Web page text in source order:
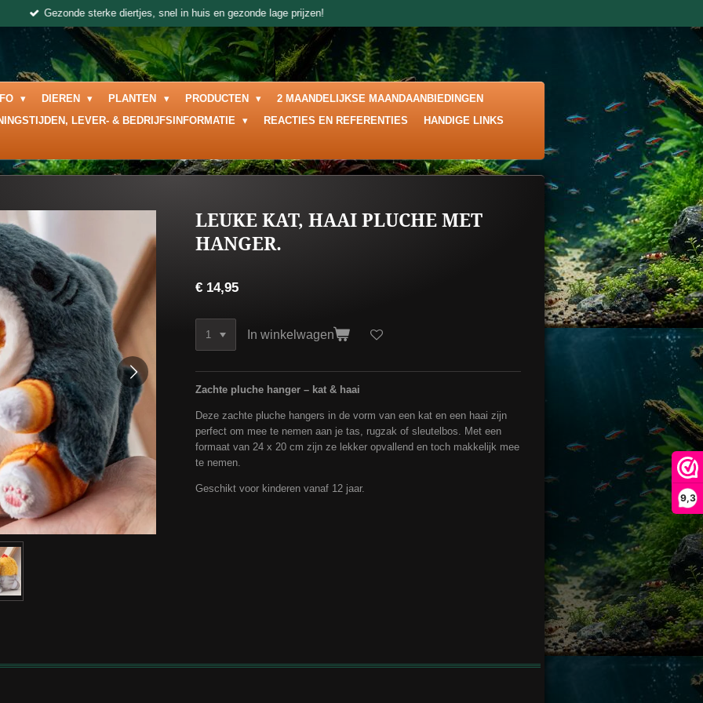
9,3
Gezonde sterke diertjes, snel in huis en gezonde lage prijzen!
DIEREN PLANTEN PRODUCTEN
2 MAANDELIJKSE MAANDAANBIEDINGEN
LEVER- & BEDRIJFSINFORMATIE REACTIES EN REFERENTIES HANDIGE LINKS
LEUKE KAT, HAAI PLUCHE MET
HANGER.
€ 14,95
In winkelwagen
Zachte pluche hanger – kat & haai
Deze zachte pluche hangers in de vorm van een kat en een haai zijn
perfect om mee te nemen aan je tas, rugzak of sleutelbos. Met een
formaat van 24 x 20 cm zijn ze lekker opvallend en toch makkelijk mee
te nemen.
Geschikt voor kinderen vanaf 12 jaar.